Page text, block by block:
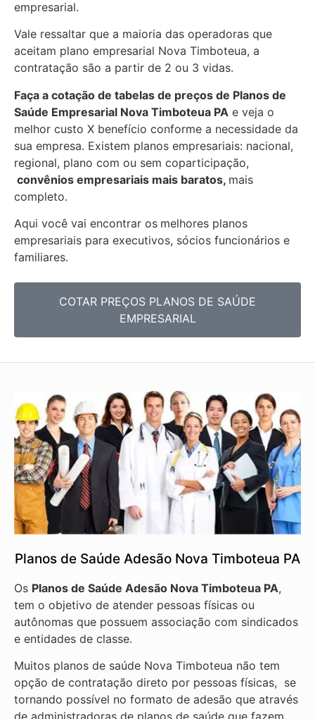
empresarial.
Vale ressaltar que a maioria das operadoras que
aceitam plano empresarial Nova Timboteua, a
contratação são a partir de 2 ou 3 vidas.
Faça a cotação de tabelas de preços de Planos de
Saúde Empresarial Nova Timboteua PA e veja o
melhor custo X benefício conforme a necessidade da
sua empresa. Existem planos empresariais: nacional,
regional, plano com ou sem coparticipação,
convênios empresariais mais baratos, mais
completo.
Aqui você vai encontrar os melhores planos
empresariais para executivos, sócios funcionários e
familiares.
COTAR PREÇOS PLANOS DE SAÚDE
EMPRESARIAL
Planos de Saúde Adesão Nova Timboteua PA
Os Planos de Saúde Adesão Nova Timboteua PA,
tem o objetivo de atender pessoas físicas ou
autônomas que possuem associação com sindicados
e entidades de classe.
Muitos planos de saúde Nova Timboteua não tem
opção de contratação direto por pessoas físicas, se
tornando possível no formato de adesão que através